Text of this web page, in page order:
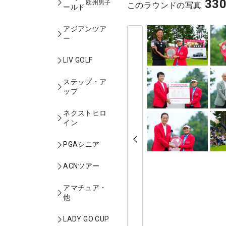
ールド
欧州男子
アジアンツア
ー
LIV GOLF
ステップ・ア
ップ
ネクストヒロ
イン
PGAシニア
ACNツアー
アマチュア・
他
LADY GO CUP
このラウンドの写真